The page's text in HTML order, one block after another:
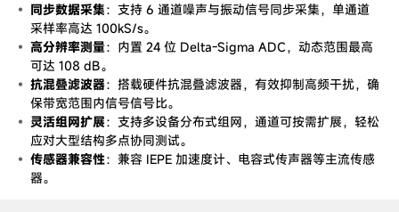
同步数据采集：支持 6 通道噪声与振动信号同步采集，单通道
采样率高达 100kS/s。
高分辨率测量：内置 24 位 Delta-Sigma ADC，动态范围最高
可达 108 dB。
抗混叠滤波器：搭载硬件抗混叠滤波器，有效抑制高频干扰，确
保带宽范围内信号信号比。
灵活组网扩展：支持多设备分布式组网，通道可按需扩展，轻松
应对大型结构多点协同测试。
传感器兼容性：兼容 IEPE 加速度计、电容式传声器等主流传感
器。